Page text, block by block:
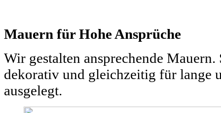
Mauern für Hohe Ansprüche
Wir gestalten ansprechende
dekorativ und gleichzeitig für lange
ausgelegt.